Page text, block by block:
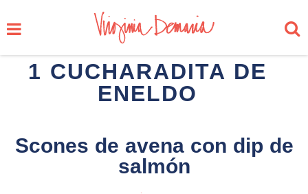
1 CUCHARADITA DE
ENELDO
Scones de avena con dip de
salmón